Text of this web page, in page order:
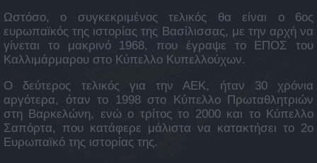
Ωστόσο, ο συγκεκριμένος τελικός θα είναι ο 6ος
ευρωπαϊκός της ιστορίας της Βασίλισσας, με την αρχή να
γίνεται το μακρινό 1968, που έγραψε το ΕΠΟΣ του
Καλλιμάρμαρου στο Κύπελλο Κυπελλούχων.
Ο δεύτερος τελικός για την ΑΕΚ, ήταν 30 χρόνια
αργότερα, όταν το 1998 στο Κύπελλο Πρωταθλητριών
στη Βαρκελώνη, ενώ ο τρίτος το 2000 και το Κύπελλο
Σαπόρτα, που κατάφερε μάλιστα να κατακτήσει το 2ο
Ευρωπαϊκό της ιστορίας της.